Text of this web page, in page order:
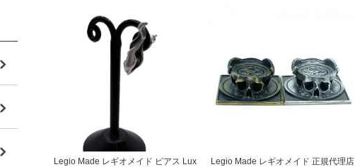
Legio Made レギオメイド ピアス Lux
Legio Made レギオメイド 正規代理店